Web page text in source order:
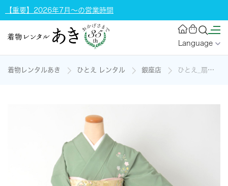
【重要】2026年7月～の営業時間
Language
着物レンタルあき ひとえ レンタル 銀座店 ひとえ_扇面の着物レンタル